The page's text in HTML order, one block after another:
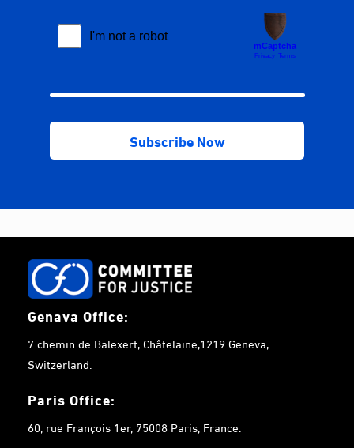
Genava Office:
7 chemin de Balexert, Châtelaine,1219 Geneva,
Switzerland.
Paris Office:
60, rue François 1er, 75008 Paris, France.